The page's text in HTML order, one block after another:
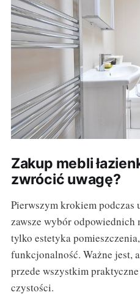
Zakup mebli
zwrócić uwagę?
Pierwszym krokiem podczas
zawsze wybór
tylko estetyka
funkcjonalność. Ważne jest,
przede wszystkim
czystości.